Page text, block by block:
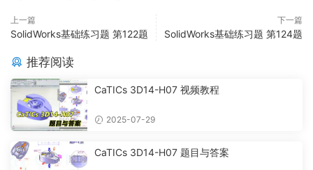
上一篇
SolidWorks基础练习题 第122题
下一篇
SolidWorks基础练习题 第124题
推荐阅读
CaTICs 3D14-H07 视频教程
2025-07-29
CaTICs 3D14-H07 题目与答案